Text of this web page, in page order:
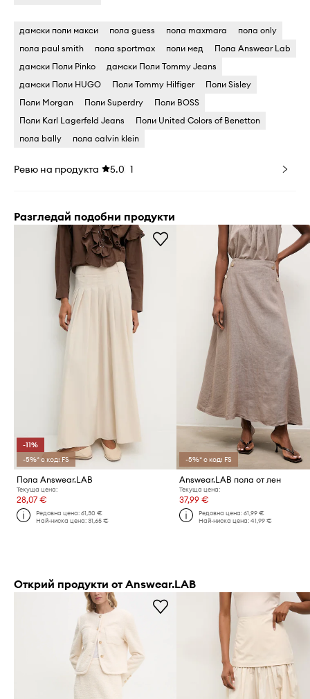
дамски поли макси пола guess пола maxmara
пола only
пола paul smith
пола sportmax поли мед
Пола Answear Lab
дамски Поли Pinko
дамски Поли Tommy Jeans
дамски Поли HUGO
Поли Tommy Hilfiger
Поли Sisley
Поли Morgan
Поли Superdry
Поли BOSS
Поли Karl Lagerfeld Jeans
Поли United Colors of Benetton
пола bally
пола calvin klein
Ревю на продукта 5.0 1
Разгледай подобни продукти
-11%
-5%* с код: FS
Пола Answear.LAB
Текуща цена:
28,07 €
Редовна цена:61,30 €
Най-ниска цена:31,65 €
-5%* с код: FS
Answear.LAB пола от лен
Текуща цена:
37,99 €
Редовна цена: 61,99 €
Най-ниска цена: 41,99 €
Открий продукти от Answear.LAB